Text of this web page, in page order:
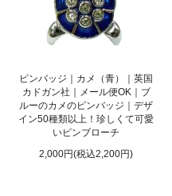
ピンバッジ｜カメ（青）｜英国
カドガン社｜メール便OK｜ブ
ルーのカメのピンバッジ｜デザ
イン50種類以上！珍しくて可愛
いピンブローチ
2,000円(税込2,200円)